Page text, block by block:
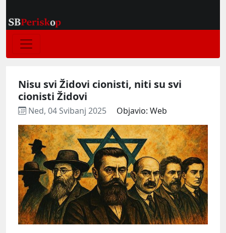
Nisu svi Židovi cionisti, niti su svi
cionisti Židovi
Ned, 04 Svibanj 2025 Objavio: Web